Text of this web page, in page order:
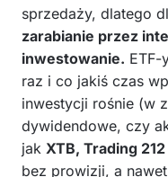
sprzedaży, dlatego
zarabianie przez
inwestowanie. ETF-
raz i co jakiś czas
inwestycji rośnie (w
dywidendowe, czy
jak XTB, Trading
bez prowizji, a